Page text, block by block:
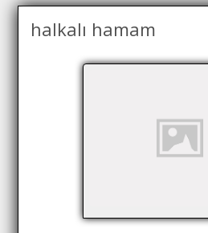
halkalı hamam